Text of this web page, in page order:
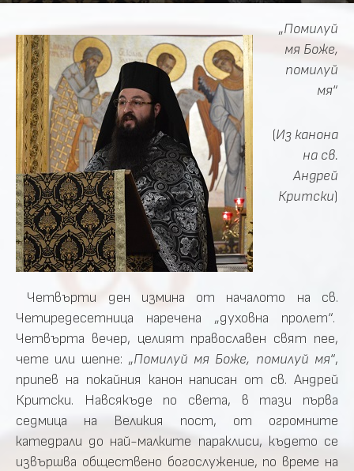
„Помилуй
мя Боже,
помилуй
мя“
(Из канона
на св.
Андрей
Критски)
Четвърти ден измина от началото на св.
Четиредесетница наречена „духовна пролет“.
Четвърта вечер, целият православен свят пее,
чете или шепне: „Помилуй мя Боже, помилуй мя“,
припев на покайния канон написан от св. Андрей
Критски. Навсякъде по света, в тази първа
седмица на Великия пост, от огромните
катедрали до най-малките параклиси, където се
извършва обществено богослужение, по време на